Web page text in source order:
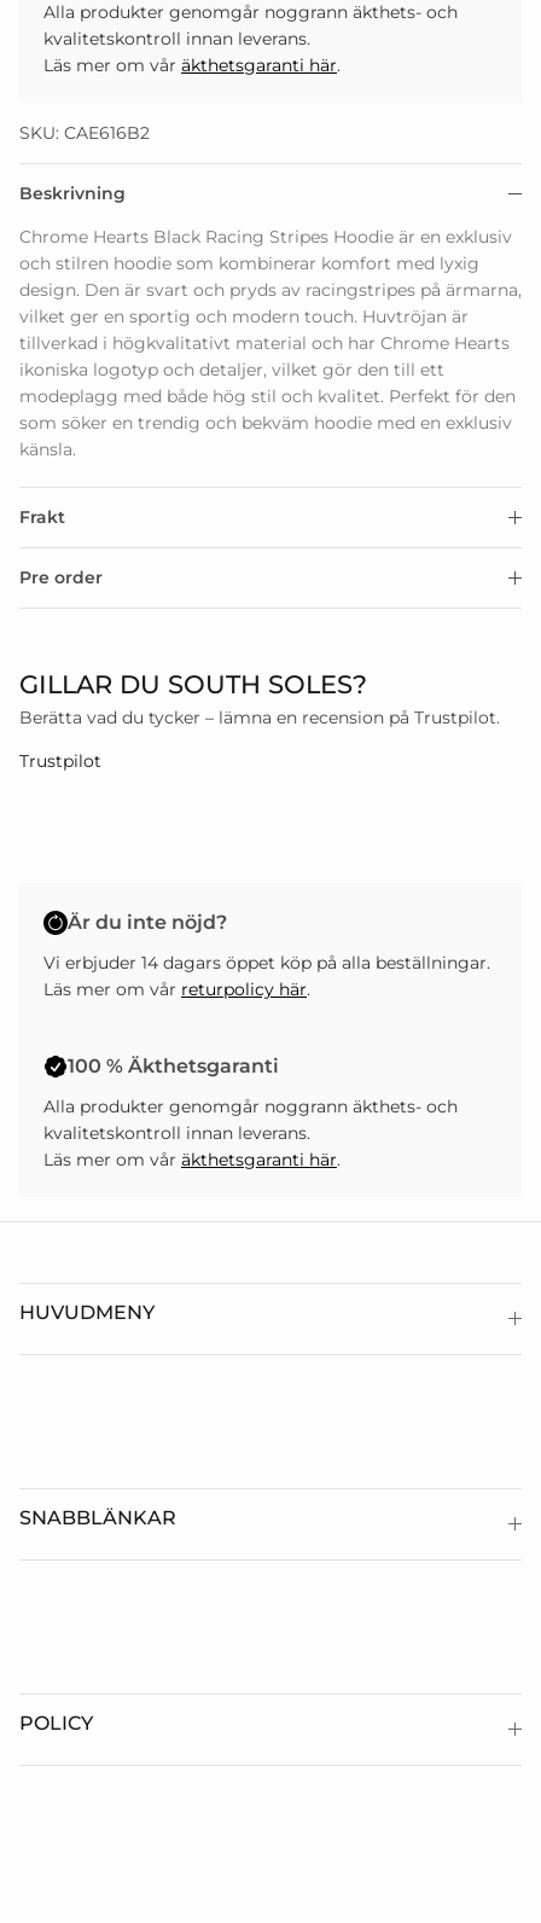
Alla produkter genomgår noggrann äkthets- och
kvalitetskontroll innan leverans.
Läs mer om vår äkthetsgaranti här.
SKU: CAE616B2
Beskrivning
Chrome Hearts Black Racing Stripes Hoodie är en exklusiv
och stilren hoodie som kombinerar komfort med lyxig
design. Den är svart och pryds av racingstripes på ärmarna,
vilket ger en sportig och modern touch. Huvtröjan är
tillverkad i högkvalitativt material och har Chrome Hearts
ikoniska logotyp och detaljer, vilket gör den till ett
modeplagg med både hög stil och kvalitet. Perfekt för den
som söker en trendig och bekväm hoodie med en exklusiv
känsla.
Frakt
Pre order
GILLAR DU SOUTH SOLES?
Berätta vad du tycker – lämna en recension på Trustpilot.
Trustpilot
Är du inte nöjd?
Vi erbjuder 14 dagars öppet köp på alla beställningar.
Läs mer om vår returpolicy här.
100 % Äkthetsgaranti
Alla produkter genomgår noggrann äkthets- och
kvalitetskontroll innan leverans.
Läs mer om vår äkthetsgaranti här.
HUVUDMENY
SNABBLÄNKAR
POLICY